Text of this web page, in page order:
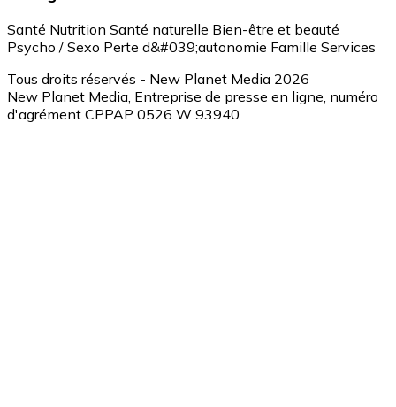
Santé Nutrition Santé naturelle Bien-être et beauté
Psycho / Sexo Perte d&#039;autonomie Famille Services
Tous droits réservés - New Planet Media 2026
New Planet Media, Entreprise de presse en ligne, numéro
d'agrément CPPAP 0526 W 93940